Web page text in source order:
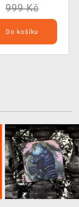
999 Kč
Do košíku